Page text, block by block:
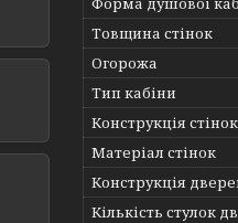
Товщина стінок
Огорожа
Тип кабіни
Конструкція стінок
Матеріал стінок
Конструкція
Кількість стулок